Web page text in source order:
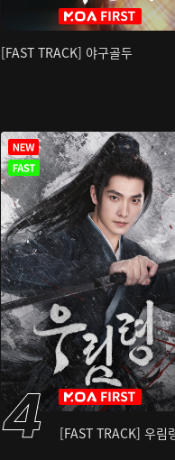
[FAST TRACK] 야구골두
[FAST TRACK] 우림